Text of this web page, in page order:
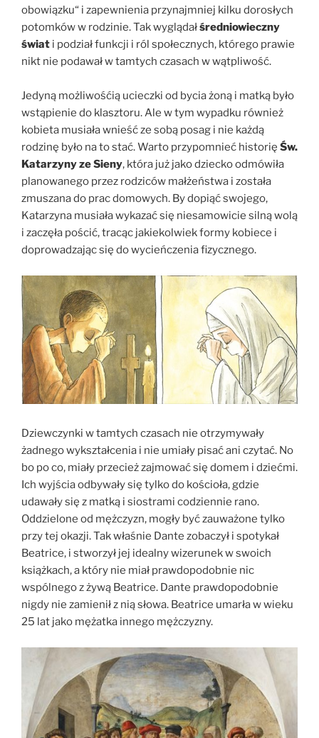
obowiązku“ i zapewnienia przynajmniej kilku dorosłych
potomków w rodzinie. Tak wyglądałśredniowieczny
świat i podział funkcji i ról społecznych, którego prawie
nikt nie podawał w tamtych czasach w wątpliwość.
Jedyną możliwośćią ucieczki od bycia żoną i matką było
wstąpienie do klasztoru. Ale w tym wypadku również
kobieta musiała wnieść ze sobą posag i nie każdą
rodzinę było na to stać. Warto przypomnieć historię Św.
Katarzyny ze Sieny, która już jako dziecko odmówiła
planowanego przez rodziców małżeństwa i została
zmuszana do prac domowych. By dopiąć swojego,
Katarzyna musiała wykazać się niesamowicie silną wolą
i zaczęła pościć, tracąc jakiekolwiek formy kobiece i
doprowadzając się do wycieńczenia fizycznego.
Dziewczynki w tamtych czasach nie otrzymywały
żadnego wykształcenia i nie umiały pisać ani czytać. No
bo po co, miały przecież zajmować się domem i dziećmi.
Ich wyjścia odbywały się tylko do kościoła, gdzie
udawały się z matką i siostrami codziennie rano.
Oddzielone od mężczyzn, mogły być zauważone tylko
przy tej okazji. Tak właśnie Dante zobaczył i spotykał
Beatrice, i stworzył jej idealny wizerunek w swoich
książkach, a który nie miał prawdopodobnie nic
wspólnego z żywą Beatrice. Dante prawdopodobnie
nigdy nie zamienił z nią słowa. Beatrice umarła w wieku
25 lat jako mężatka innego mężczyzny.